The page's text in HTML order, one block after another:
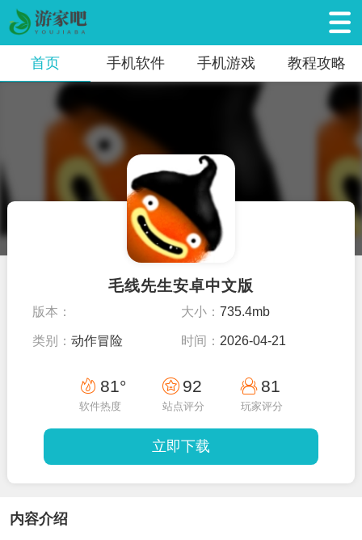
首页 手机软件 手机游戏 教程攻略
毛线先生安卓中文版
版本： 大小： 735.4mb
类别：动作冒险 时间： 2026-04-21
81°
软件热度
92
站点评分
81
玩家评分
立即下载
内容介绍